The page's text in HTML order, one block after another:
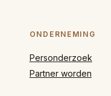
ONDERNEMING
Personderzoek
Partner worden